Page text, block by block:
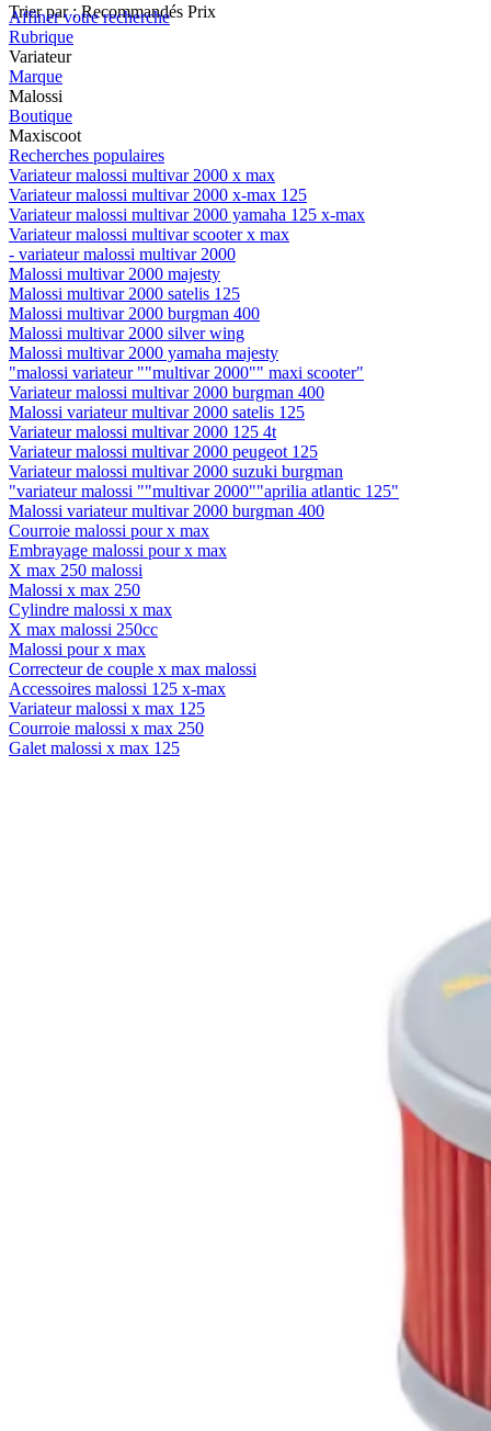
Trier par : Recommandés Prix
Affiner votre recherche
Rubrique
Variateur
Marque
Malossi
Boutique
Maxiscoot
Recherches populaires
Variateur malossi multivar 2000 x max
Variateur malossi multivar 2000 x-max 125
Variateur malossi multivar 2000 yamaha 125 x-max
Variateur malossi multivar scooter x max
- variateur malossi multivar 2000
Malossi multivar 2000 majesty
Malossi multivar 2000 satelis 125
Malossi multivar 2000 burgman 400
Malossi multivar 2000 silver wing
Malossi multivar 2000 yamaha majesty
"malossi variateur ""multivar 2000"" maxi scooter"
Variateur malossi multivar 2000 burgman 400
Malossi variateur multivar 2000 satelis 125
Variateur malossi multivar 2000 125 4t
Variateur malossi multivar 2000 peugeot 125
Variateur malossi multivar 2000 suzuki burgman
"variateur malossi ""multivar 2000""aprilia atlantic 125"
Malossi variateur multivar 2000 burgman 400
Courroie malossi pour x max
Embrayage malossi pour x max
X max 250 malossi
Malossi x max 250
Cylindre malossi x max
X max malossi 250cc
Malossi pour x max
Correcteur de couple x max malossi
Accessoires malossi 125 x-max
Variateur malossi x max 125
Courroie malossi x max 250
Galet malossi x max 125